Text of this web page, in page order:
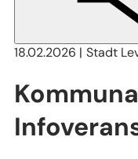
18.02.2026 Stadt